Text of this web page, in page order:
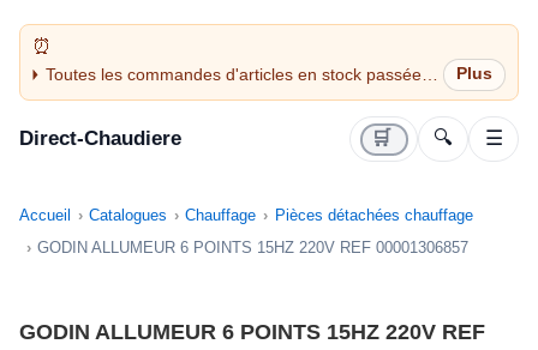
Toutes les commandes d'articles en stock passées
avant 14H sont expédiées le jour même (jours
Direct-Chaudiere 🛒 🔍 ☰
Accueil Catalogues Chauffage
Pièces détachées chauffage
GODIN ALLUMEUR 6 POINTS 15HZ 220V REF 00001306857
GODIN ALLUMEUR 6 POINTS 15HZ 220V REF